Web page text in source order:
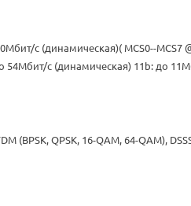
с (динамическая)( MCS0--MCS7
54Мбит/с (динамическая) 11b: до
(BPSK, QPSK, 16-QAM, 64-QAM),